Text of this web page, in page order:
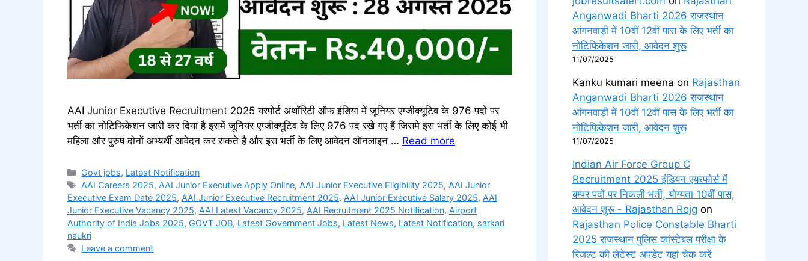
AAI Junior Executive Recruitment 2025 यरपोर्ट अथॉरिटी ऑफ इंडिया में जूनियर एग्जीक्यूटिव के 976 पदों पर
भर्ती का नोटिफिकेशन जारी कर दिया है इसमें जूनियर एग्जीक्यूटिव के लिए 976 पद रखे गए हैं जिसमे इस भर्ती के लिए कोई भी
महिला और पुरुष दोनों अभ्यर्थी आवेदन कर सकते है और इस भर्ती के लिए आवेदन ऑनलाइन … Read more
Categories
Govt jobs, Latest Notification
Tags
AAI Careers 2025, AAI Junior Executive Apply Online, AAI Junior Executive Eligibility 2025, AAI Junior
Executive Exam Date 2025, AAI Junior Executive Recruitment 2025, AAI Junior Executive Salary 2025, AAI
Junior Executive Vacancy 2025, AAI Latest Vacancy 2025, AAI Recruitment 2025 Notification, Airport
Authority of India Jobs 2025, GOVT JOB, Latest Government Jobs, Latest News, Latest Notification, sarkari
naukri
Leave a comment
Anganwadi Bharti 2026 राजस्थान
आंगनवाड़ी में 10वीं 12वीं पास के लिए भर्ती का
नोटिफिकेशन जारी, आवेदन शुरू
11/07/2025
Kanku kumari meena on Rajasthan
Anganwadi Bharti 2026 राजस्थान
आंगनवाड़ी में 10वीं 12वीं पास के लिए भर्ती का
नोटिफिकेशन जारी, आवेदन शुरू
11/07/2025
Indian Air Force Group C
Recruitment 2025 इंडियन एयरफोर्स में
बम्पर पदों पर निकली भर्ती, योग्यता 10वीं पास,
आवेदन शुरू - Rajasthan Rojg on
Rajasthan Police Constable Bharti
2025 राजस्थान पुलिस कांस्टेबल परीक्षा के
रिजल्ट की लेटेस्ट अपडेट यहां चेक करें